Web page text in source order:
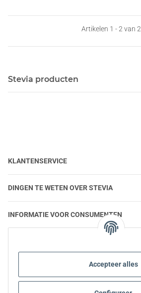
Accepteer alles
Artikelen 1 - 2 van 2
Stevia producten
KLANTENSERVICE
DINGEN TE WETEN OVER STEVIA
INFORMATIE VOOR CONSUMENTEN
STEVIA | VRAGEN EN ANTWOORDEN